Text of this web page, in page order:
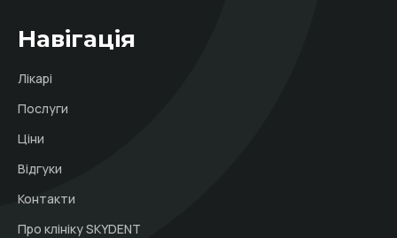
Навігація
Лікарі
Послуги
Ціни
Відгуки
Контакти
Про клініку SKYDENT